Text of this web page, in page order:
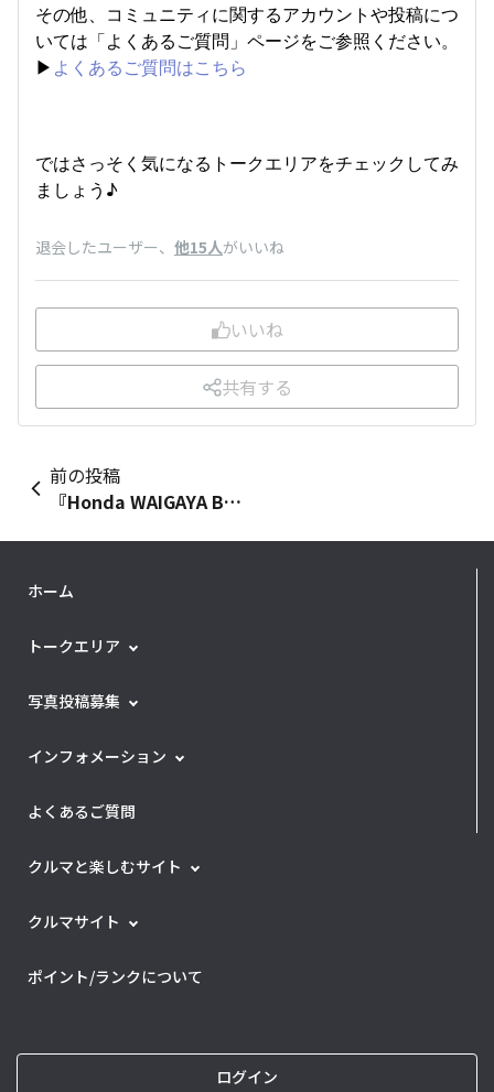
その他、コミュニティに関するアカウントや投稿につ
いては「よくあるご質問」ページをご参照ください。
▶︎ よくあるご質問はこちら
ではさっそく気になるトークエリアをチェックしてみ
ましょう♪
退会したユーザー、 他15人がいいね
いいね
共有する
前の投稿
『Honda WAIGAYA BASE』の楽しみ方
ホーム
トークエリア
写真投稿募集
インフォメーション
よくあるご質問
クルマと楽しむサイト
クルマサイト
ポイント/ランクについて
ログイン